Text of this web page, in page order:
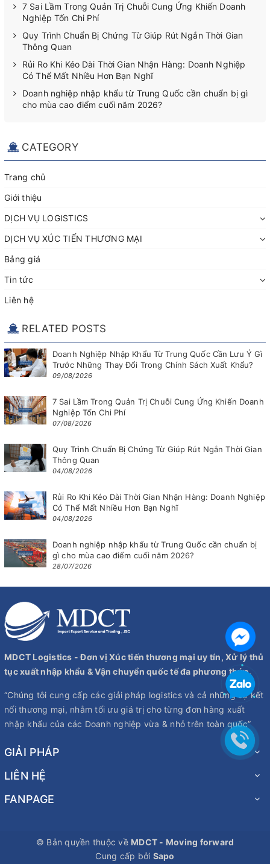
7 Sai Lầm Trong Quản Trị Chuỗi Cung Ứng Khiến Doanh
Nghiệp Tốn Chi Phí
Quy Trình Chuẩn Bị Chứng Từ Giúp Rút Ngắn Thời Gian
Thông Quan
Rủi Ro Khi Kéo Dài Thời Gian Nhận Hàng: Doanh Nghiệp
Có Thể Mất Nhiều Hơn Bạn Nghĩ
Doanh nghiệp nhập khẩu từ Trung Quốc cần chuẩn bị gì
cho mùa cao điểm cuối năm 2026?
CATEGORY
Trang chủ
Giới thiệu
DỊCH VỤ LOGISTICS
DỊCH VỤ XÚC TIẾN THƯƠNG MẠI
Bảng giá
Tin tức
Liên hệ
RELATED POSTS
Doanh Nghiệp Nhập Khẩu Từ Trung Quốc Cần Lưu Ý Gì
Trước Những Thay Đổi Trong Chính Sách Xuất Khẩu?
09/08/2026
7 Sai Lầm Trong Quản Trị Chuỗi Cung Ứng Khiến Doanh
Nghiệp Tốn Chi Phí
07/08/2026
Quy Trình Chuẩn Bị Chứng Từ Giúp Rút Ngắn Thời Gian
Thông Quan
04/08/2026
Rủi Ro Khi Kéo Dài Thời Gian Nhận Hàng: Doanh Nghiệp
Có Thể Mất Nhiều Hơn Bạn Nghĩ
04/08/2026
Doanh nghiệp nhập khẩu từ Trung Quốc cần chuẩn bị
gì cho mùa cao điểm cuối năm 2026?
28/07/2026
MDCT Logistics - Đơn vị Xúc tiến thương mại uy tín, Xử lý thủ
tục xuất nhập khẩu & Vận chuyển quốc tế đa phương thức.
“Chúng tôi cung cấp các giải pháp logistics và cả những sự kết
nối thương mại, nhằm tối ưu giá trị cho từng đơn hàng xuất
nhập khẩu của các Doanh nghiệp vừa & nhỏ trên toàn quốc”
GIẢI PHÁP
LIÊN HỆ
FANPAGE
© Bản quyền thuộc về MDCT - Moving forward
Cung cấp bởi Sapo